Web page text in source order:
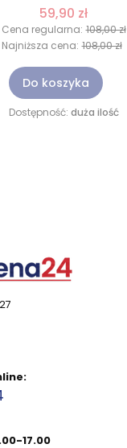
59,90 zł
Cena regularna: 108,00 zł
Najniższa cena: 108,00 zł
Do koszyka
Dostępność: duża ilość
17.00